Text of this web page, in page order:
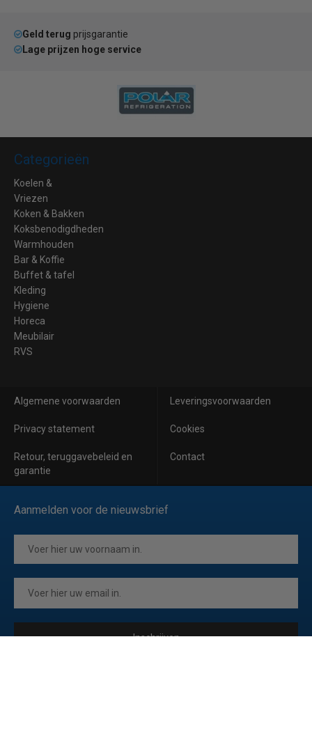
Geld terug prijsgarantie
Lage prijzen hoge service
Categorieën
Koelen &
Vriezen
Koken & Bakken
Koksbenodigdheden
Warmhouden
Bar & Koffie
Buffet & tafel
Kleding
Hygiene
Horeca
Meubilair
RVS
Algemene voorwaarden Leveringsvoorwaarden
Privacy statement Cookies
Retour, teruggavebeleid en
garantie
Contact
Aanmelden voor de nieuwsbrief
Inschrijven